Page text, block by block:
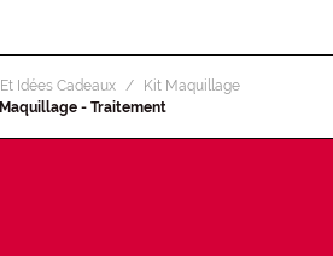
Idées Cadeaux
Kit Maquillage
- Traitement